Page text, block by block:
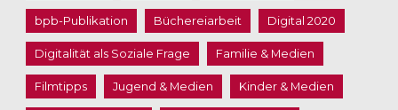
bpb-Publikation Büchereiarbeit Digital 2020
Digitalität als Soziale Frage Familie & Medien
Filmtipps Jugend & Medien Kinder & Medien